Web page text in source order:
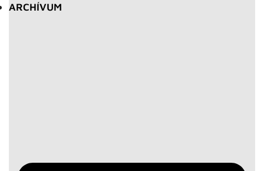
ARCHÍVUM